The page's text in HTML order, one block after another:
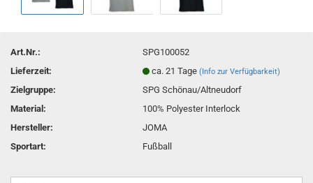
Art.Nr.:
SPG100052
Lieferzeit:
ca. 21 Tage(Info zur Verfügbarkeit)
Zielgruppe:
SPG Schönau/Altneudorf
Material:
100% Polyester Interlock
Hersteller:
JOMA
Sportart:
Fußball